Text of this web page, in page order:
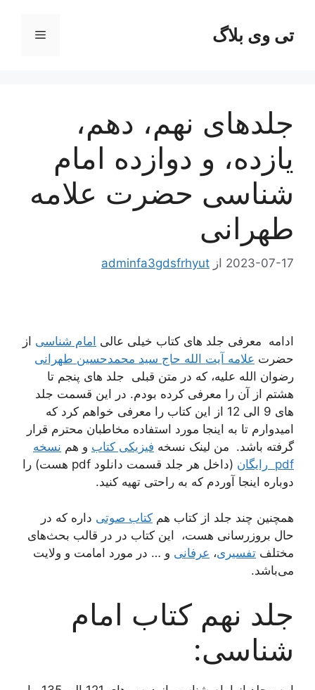
محتواتی وی بلاگ فهرست
جلدهای نهم، دهم،
یازده، و دوازده امام
شناسی حضرت علامه
طهرانی
2023-07-17 از adminfa3gdsfrhyut
ادامه معرفی جلد های کتاب خیلی عالی امام شناسی از
حضرت علامه آیت الله حاج سید محمدحسین طهرانی
رضوان الله علیه، که در متن قبلی جلد های پنجم تا
هشتم از آن را معرفی کرده بودم. در این قسمت جلد
های 9 الی 12 از این کتاب را معرفی خواهم کرد که
امیدوارم تا به اینجا مورد استفاده مخاطبان محترم قرار
گرفته باشد. من لینک نسخه فیزیکی کتاب و هم نسخه
pdf رایگان
(داخل هر جلد قسمت دانلود pdf هست) را
دوباره اینجا آوردم که به راحتی تهیه کنید.
همچنین چند جلد از کتاب هم کتاب صوتی داره که در
حال بروزرسانی هست، این کتاب در در قالب بحث‌های
مختلف تفسیری، عرفانی و … در مورد امامت و ولایت
می‌باشد.
جلد نهم کتاب امام
شناسی: